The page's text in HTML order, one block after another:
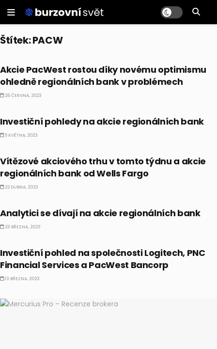
Štítek:PACW
Akcie PacWest rostou díky novému optimismu
ohledně regionálních bank v problémech
26 ČERVNA, 2023
Investiční pohledy na akcie regionálních bank
5 KVĚTNA, 2023
Vítězové akciového trhu v tomto týdnu a akcie
regionálních bank od Wells Fargo
22 DUBNA, 2023
Analytici se dívají na akcie regionálních bank
23 BŘEZNA, 2023
Investiční pohled na společnosti Logitech, PNC
Financial Services a PacWest Bancorp
13 BŘEZNA, 2023